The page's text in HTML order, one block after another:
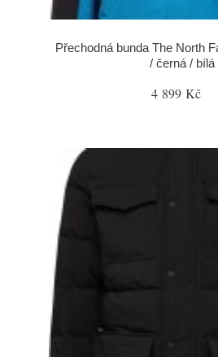
Přechodná bunda The North
/ černá / bílá
4 899 Kč